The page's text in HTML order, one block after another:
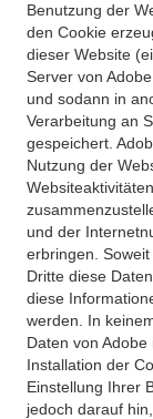
Benutzung der
den Cookie
dieser Website
Server von
und sodann in
Verarbeitung an
gespeichert.
Nutzung der
und der
erbringen.
Dritte diese
diese
werden. In
Daten von
Installation der
Einstellung Ihrer
jedoch darauf